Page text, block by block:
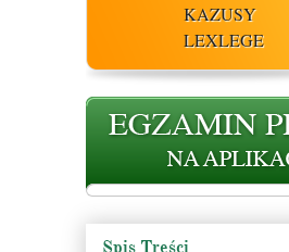
KAZUSY
LEXLEGE
Spis Treści